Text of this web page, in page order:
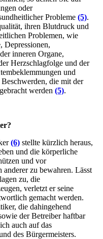
oder
Probleme (5).
ihren Blutdruck und
Problemen, wie
Depressionen,
inneren Organe,
Herzschlagfolge und der
und
die mit der
werden (5).
(6) stellte kürzlich heraus,
und die körperliche
und vor
zu bewahren. Lässt
zu, die
verletzt er seine
gemacht werden.
die dahingehend
der Betreiber haftbar
auch auf das
des Bürgermeisters.